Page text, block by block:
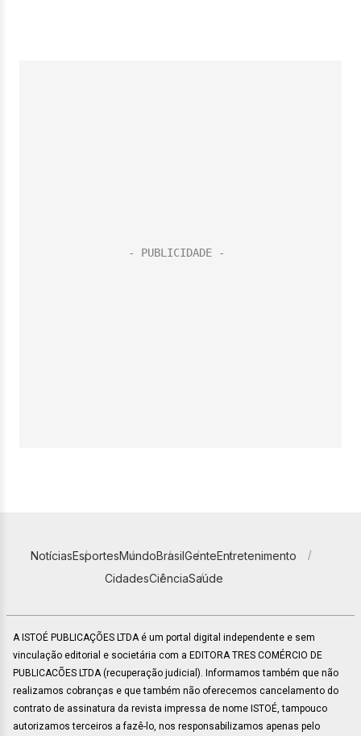
NotíciasEsportesMundoBrasilGenteEntretenimento
CidadesCiênciaSaúde
A ISTOÉ PUBLICAÇÕES LTDA é um portal digital independente e sem
vinculação editorial e societária com a EDITORA TRES COMÉRCIO DE
PUBLICACÕES LTDA (recuperação judicial). Informamos também que não
realizamos cobranças e que também não oferecemos cancelamento do
contrato de assinatura da revista impressa de nome ISTOÉ, tampouco
autorizamos terceiros a fazê-lo, nos responsabilizamos apenas pelo